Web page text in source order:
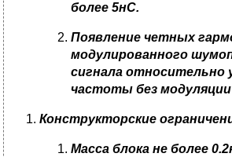
более 5нС.
Появление четных
модулированного
сигнала относительно
частоты без модуляции
Конструкторские
Масса блока не более 0.2